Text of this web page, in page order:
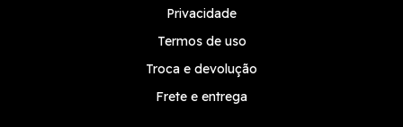
Privacidade
Termos de uso
Troca e devolução
Frete e entrega